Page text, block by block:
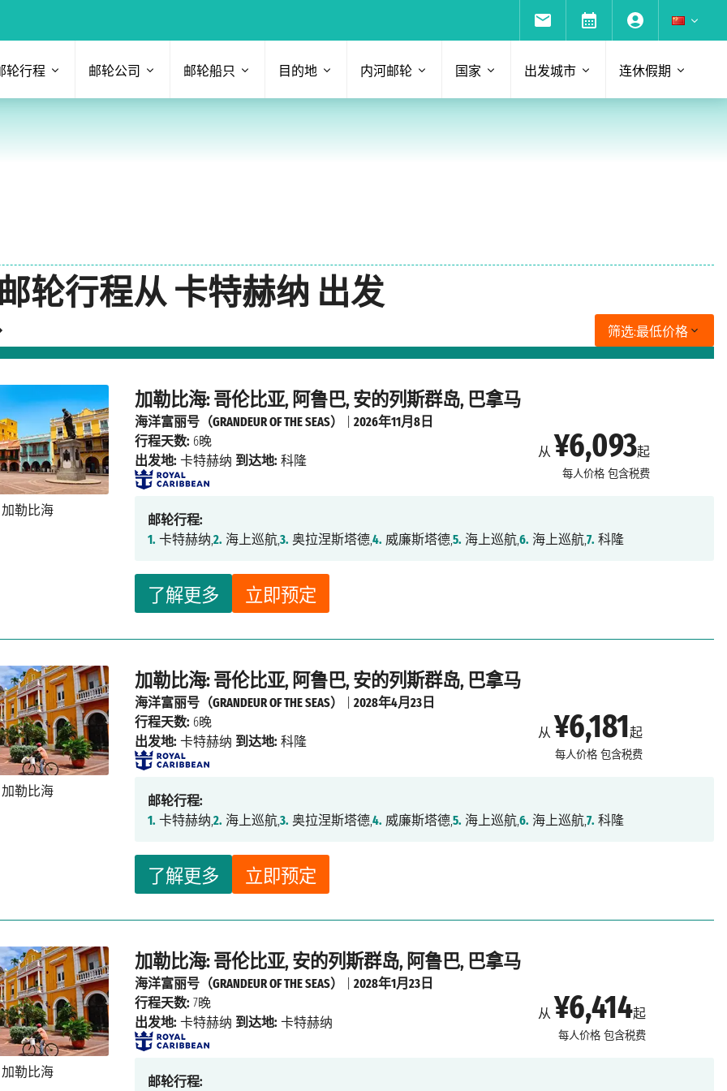
轮行程 邮轮公司 邮轮船只 目的地 内河邮轮 国家 出发城市 连休假期
轮行程从 卡特赫纳 出发
筛选:最低价格
加勒比海: 哥伦比亚, 阿鲁巴, 安的列斯群岛, 巴拿马
从 ¥6,093起
每人价格 包含税费
了解更多 立即预定
海洋富丽号（GRANDEUR OF THE SEAS） |2026年11月8日
行程天数: 6晚
出发地: 卡特赫纳 到达地: 科隆
邮轮行程:
1. 卡特赫纳,2. 海上巡航,3. 奥拉涅斯塔德,4. 威廉斯塔德,5. 海上巡航,6. 海上巡航,7. 科隆
加勒比海: 哥伦比亚, 阿鲁巴, 安的列斯群岛, 巴拿马
从 ¥6,181起
每人价格 包含税费
了解更多 立即预定
海洋富丽号（GRANDEUR OF THE SEAS） |2028年4月23日
行程天数: 6晚
出发地: 卡特赫纳 到达地: 科隆
邮轮行程:
1. 卡特赫纳,2. 海上巡航,3. 奥拉涅斯塔德,4. 威廉斯塔德,5. 海上巡航,6. 海上巡航,7. 科隆
加勒比海: 哥伦比亚, 安的列斯群岛, 阿鲁巴, 巴拿马
从 ¥6,414起
每人价格 包含税费
海洋富丽号（GRANDEUR OF THE SEAS） |2028年1月23日
行程天数: 7晚
出发地: 卡特赫纳 到达地: 卡特赫纳
邮轮行程: